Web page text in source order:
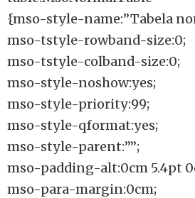
{mso-style-name:”Tabela
mso-tstyle-rowband-size:0;
mso-tstyle-colband-size:0;
mso-style-noshow:yes;
mso-style-priority:99;
mso-style-qformat:yes;
mso-style-parent:””;
mso-padding-alt:0cm 5.4pt
mso-para-margin:0cm;